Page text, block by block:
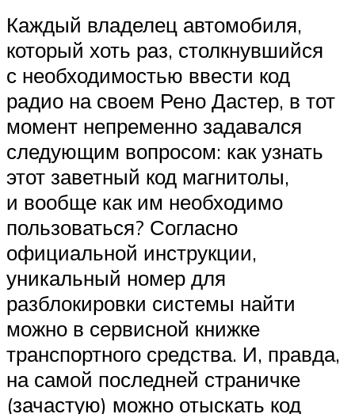
Каждый владелец автомобиля,
который хоть раз, столкнувшийся
с необходимостью ввести код
радио на своем Рено Дастер, в тот
момент непременно задавался
следующим вопросом: как узнать
этот заветный код магнитолы,
и вообще как им необходимо
пользоваться? Согласно
официальной инструкции,
уникальный номер для
разблокировки системы найти
можно в сервисной книжке
транспортного средства. И, правда,
на самой последней страничке
(зачастую) можно отыскать код